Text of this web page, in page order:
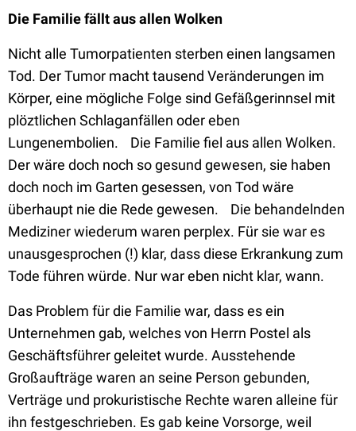
Die Familie fällt aus allen Wolken
Nicht alle Tumorpatienten sterben einen langsamen
Tod. Der Tumor macht tausend Veränderungen im
Körper, eine mögliche Folge sind Gefäßgerinnsel mit
plöztlichen Schlaganfällen oder eben
Lungenembolien. Die Familie fiel aus allen Wolken.
Der wäre doch noch so gesund gewesen, sie haben
doch noch im Garten gesessen, von Tod wäre
überhaupt nie die Rede gewesen. Die behandelnden
Mediziner wiederum waren perplex. Für sie war es
unausgesprochen (!) klar, dass diese Erkrankung zum
Tode führen würde. Nur war eben nicht klar, wann.
Das Problem für die Familie war, dass es ein
Unternehmen gab, welches von Herrn Postel als
Geschäftsführer geleitet wurde. Ausstehende
Großaufträge waren an seine Person gebunden,
Verträge und prokuristische Rechte waren alleine für
ihn festgeschrieben. Es gab keine Vorsorge, weil